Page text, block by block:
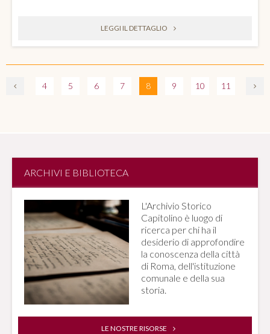
LEGGI IL DETTAGLIO
4 5 6 7 8 9 10 11
ARCHIVI E BIBLIOTECA
L'Archivio Storico
Capitolino è luogo di
ricerca per chi ha il
desiderio di approfondire
la conoscenza della città
di Roma, dell'istituzione
comunale e della sua
storia.
LE NOSTRE RISORSE